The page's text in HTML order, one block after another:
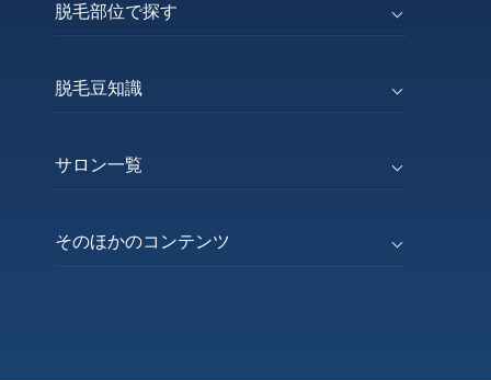
脱毛部位で探す
脱毛豆知識
サロン一覧
そのほかのコンテンツ